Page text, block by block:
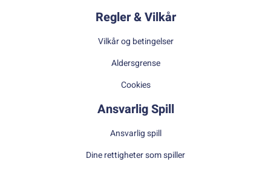
Regler & Vilkår
Vilkår og betingelser
Aldersgrense
Cookies
Ansvarlig Spill
Ansvarlig spill
Dine rettigheter som spiller